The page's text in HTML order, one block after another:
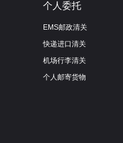
个人委托
EMS邮政清关
快递进口清关
机场行李清关
个人邮寄货物